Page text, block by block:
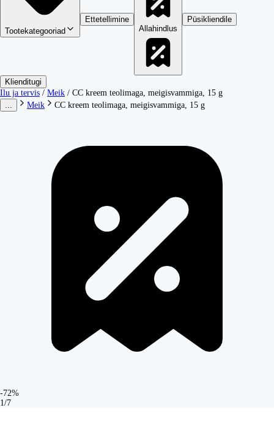
Tootekategooriad
Ettetellimine
Allahindlus
Püsikliendile
Klienditugi
Ilu ja tervis / Meik / CC kreem teolimaga, meigisvammiga, 15 g
Meik CC kreem teolimaga, meigisvammiga, 15 g
-72%
1/7